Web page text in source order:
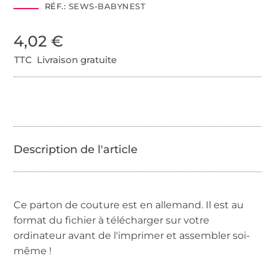
RÉF.: SEWS-BABYNEST
4,02 €
TTC Livraison gratuite
Ce parton de couture est en allemand. Il est au
format du fichier à télécharger sur votre
ordinateur avant de l'imprimer et assembler soi-
même !